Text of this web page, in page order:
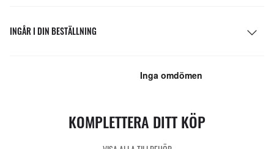
INGÅR I DIN BESTÄLLNING
KOMPLETTERA DITT KÖP